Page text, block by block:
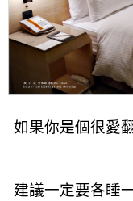
如果你是個很愛
建議一定要各睡